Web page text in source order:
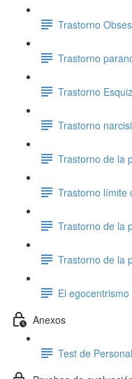
Trastorno
Trastorno
Trastorno
Trastorno
Trastorno de la
Trastorno límite
Trastorno de la
Trastorno de la
El egocentrismo
Anexos
Test de